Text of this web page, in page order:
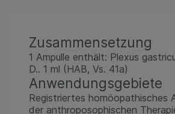
Zusammensetzung
1 Ampulle enthält: Plexus
D.. 1 ml (HAB, Vs. 41a)
Anwendungsgebiete
Registriertes homöopathisches
der anthroposophischen